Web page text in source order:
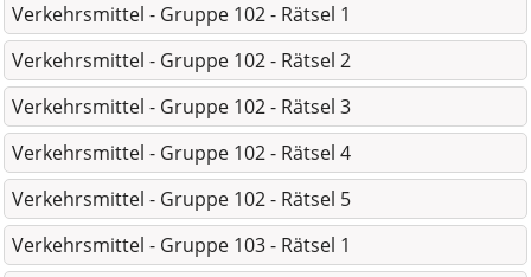
Verkehrsmittel - Gruppe 102 - Rätsel 1
Verkehrsmittel - Gruppe 102 - Rätsel 2
Verkehrsmittel - Gruppe 102 - Rätsel 3
Verkehrsmittel - Gruppe 102 - Rätsel 4
Verkehrsmittel - Gruppe 102 - Rätsel 5
Verkehrsmittel - Gruppe 103 - Rätsel 1